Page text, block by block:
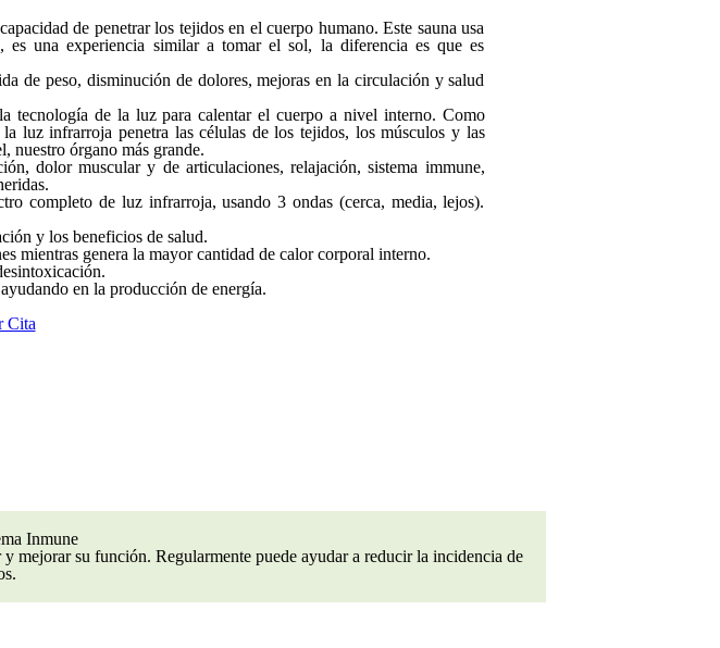
de penetrar los tejidos en el cuerpo humano. Este sauna usa
una experiencia similar a tomar el sol, la diferencia es que es
de peso, disminución de dolores, mejoras en la circulación y salud
tecnología de la luz para calentar el cuerpo a nivel interno. Como
luz infrarroja penetra las células de los tejidos, los músculos y las
nuestro órgano más grande.
dolor muscular y de articulaciones, relajación, sistema immune,
completo de luz infrarroja, usando 3 ondas (cerca, media, lejos).
y los beneficios de salud.
mientras genera la mayor cantidad de calor corporal interno.
en la producción de energía.
Cita
Inmune
mejorar su función. Regularmente puede ayudar a reducir la incidencia de